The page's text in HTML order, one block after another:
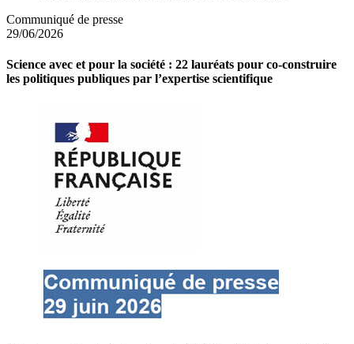
Communiqué de presse
29/06/2026
Science avec et pour la société : 22 lauréats pour co-construire
les politiques publiques par l’expertise scientifique